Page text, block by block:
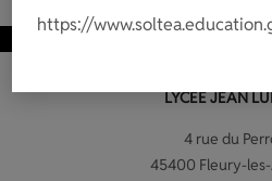
LYCÉE JEAN
4 rue du
45400 Fleury-
https://